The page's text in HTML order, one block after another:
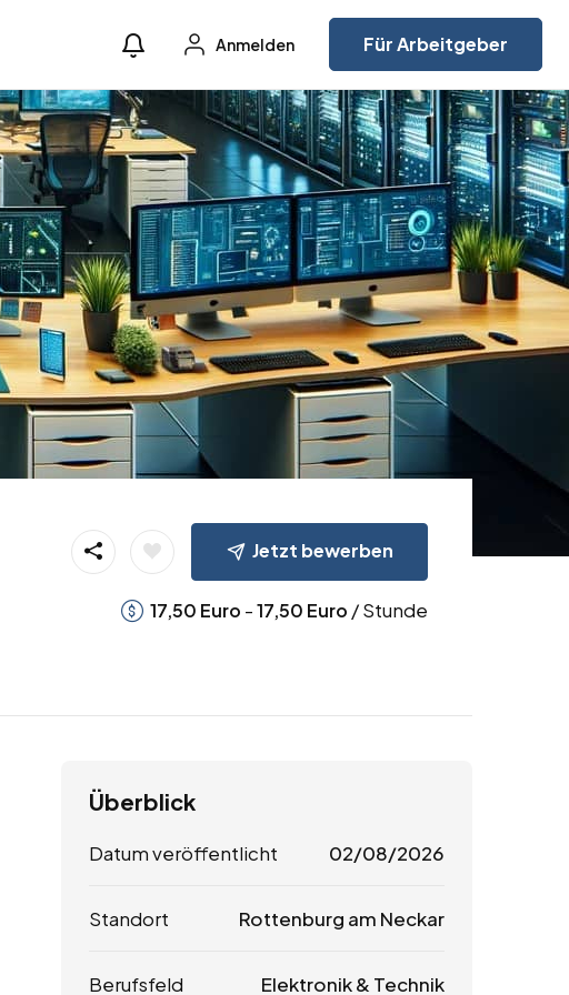
Anmelden Für Arbeitgeber
Jetzt bewerben
17,50 Euro -17,50 Euro / Stunde
Überblick
Datum veröffentlicht 02/08/2026
Standort Rottenburg am Neckar
Berufsfeld Elektronik & Technik